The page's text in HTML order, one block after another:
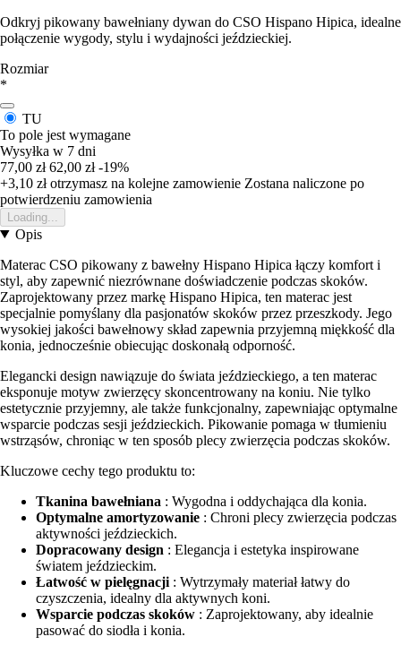
Odkryj pikowany bawełniany dywan do CSO Hispano Hipica, idealne
połączenie wygody, stylu i wydajności jeździeckiej.
Rozmiar
*
TU
To pole jest wymagane
Wysyłka w 7 dni
77,00 zł 62,00 zł -19%
+3,10 złotrzymasz na kolejne zamowienie Zostana naliczone po
potwierdzeniu zamowienia
Loading...
Opis
Materac CSO pikowany z bawełny Hispano Hipica łączy komfort i
styl, aby zapewnić niezrównane doświadczenie podczas skoków.
Zaprojektowany przez markę Hispano Hipica, ten materac jest
specjalnie pomyślany dla pasjonatów skoków przez przeszkody. Jego
wysokiej jakości bawełnowy skład zapewnia przyjemną miękkość dla
konia, jednocześnie obiecując doskonałą odporność.
Elegancki design nawiązuje do świata jeździeckiego, a ten materac
eksponuje motyw zwierzęcy skoncentrowany na koniu. Nie tylko
estetycznie przyjemny, ale także funkcjonalny, zapewniając optymalne
wsparcie podczas sesji jeździeckich. Pikowanie pomaga w tłumieniu
wstrząsów, chroniąc w ten sposób plecy zwierzęcia podczas skoków.
Kluczowe cechy tego produktu to:
Tkanina bawełniana : Wygodna i oddychająca dla konia.
Optymalne amortyzowanie : Chroni plecy zwierzęcia podczas
aktywności jeździeckich.
Dopracowany design : Elegancja i estetyka inspirowane
światem jeździeckim.
Łatwość w pielęgnacji : Wytrzymały materiał łatwy do
czyszczenia, idealny dla aktywnych koni.
Wsparcie podczas skoków : Zaprojektowany, aby idealnie
pasować do siodła i konia.